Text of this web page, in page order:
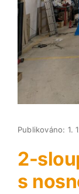
Publikováno: 1.
2-
s